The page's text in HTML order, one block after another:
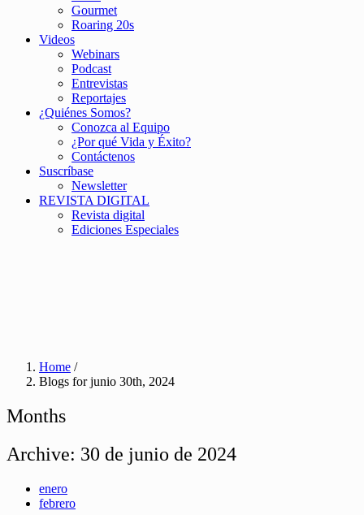
Gourmet
Roaring 20s
Videos
Webinars
Podcast
Entrevistas
Reportajes
¿Quiénes Somos?
Conozca al Equipo
¿Por qué Vida y Éxito?
Contáctenos
Suscríbase
Newsletter
REVISTA DIGITAL
Revista digital
Ediciones Especiales
Home /
Blogs for junio 30th, 2024
Months
Archive: 30 de junio de 2024
enero
febrero